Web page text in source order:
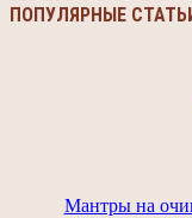
ПОПУЛЯРНЫЕ
Мантры на